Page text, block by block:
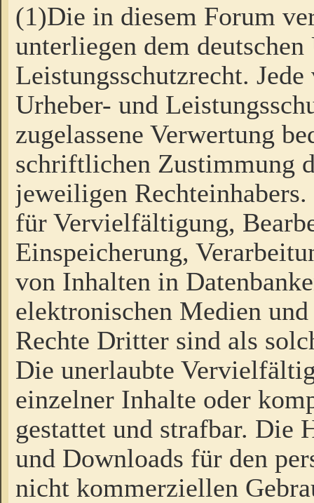
(1)Die in diesem Forum
unterliegen dem
Leistungsschutzrecht.
Urheber- und
zugelassene Verwertung
schriftlichen Zustimmung
jeweiligen
für Vervielfältigung,
Einspeicherung,
von Inhalten in
elektronischen Medien
Rechte Dritter sind als
Die unerlaubte
einzelner Inhalte oder
gestattet und strafbar. Die
und Downloads für den
nicht kommerziellen